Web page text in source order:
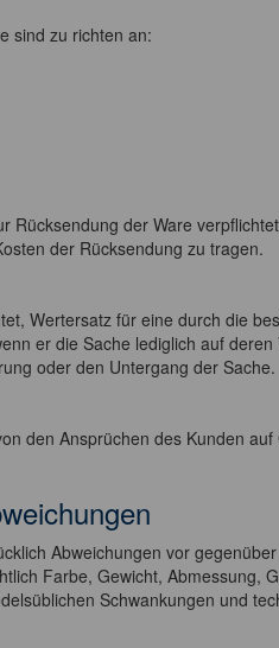
sind zu richten an:
der Ware
der Rücksendung zu tragen.
Wertersatz für eine durch die
er die Sache lediglich auf
oder den Untergang der Sache.
den Ansprüchen des Kunden
Abweichungen vor
Farbe, Gewicht,
Schwankungen und